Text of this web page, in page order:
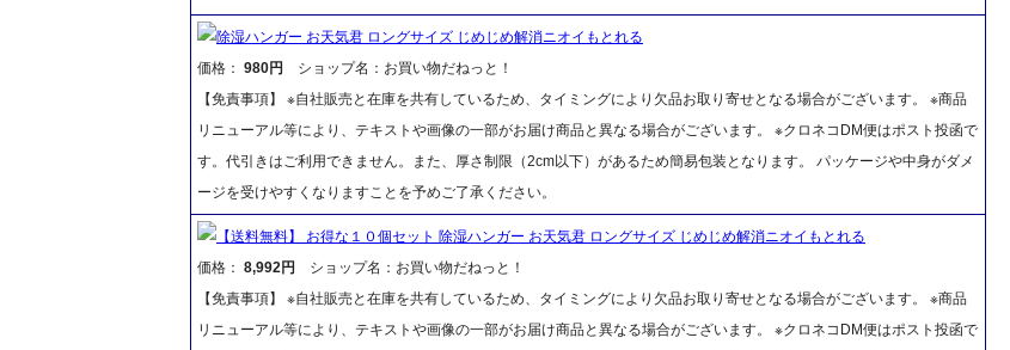
除湿ハンガー お天気君 ロングサイズ じめじめ解消ニオイもとれる
価格： 980円
ショップ名：お買い物だねっと！
【免責事項】 ※自社販売と在庫を共有しているため、タイミングにより欠品お取り寄せとなる場合がございます。 ※商品
リニューアル等により、テキストや画像の一部がお届け商品と異なる場合がございます。 ※クロネコDM便はポスト投函で
す。代引きはご利用できません。また、厚さ制限（2cm以下）があるため簡易包装となります。 パッケージや中身がダメ
ージを受けやすくなりますことを予めご了承ください。
【送料無料】 お得な１０個セット 除湿ハンガー お天気君 ロングサイズ じめじめ解消ニオイもとれる
価格： 8,992円
ショップ名：お買い物だねっと！
【免責事項】 ※自社販売と在庫を共有しているため、タイミングにより欠品お取り寄せとなる場合がございます。 ※商品
リニューアル等により、テキストや画像の一部がお届け商品と異なる場合がございます。 ※クロネコDM便はポスト投函で